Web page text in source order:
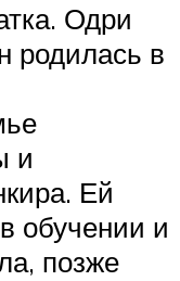
Одри
родилась в
и
Ей
обучении и
позже